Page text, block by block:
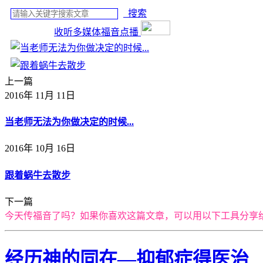
搜索
收听多媒体福音点播
上一篇
2016年 11月 11日
当老师无法为你做决定的时候...
2016年 10月 16日
跟着蜗牛去散步
下一篇
今天传福音了吗？如果你喜欢这篇文章，可以用以下工具分享